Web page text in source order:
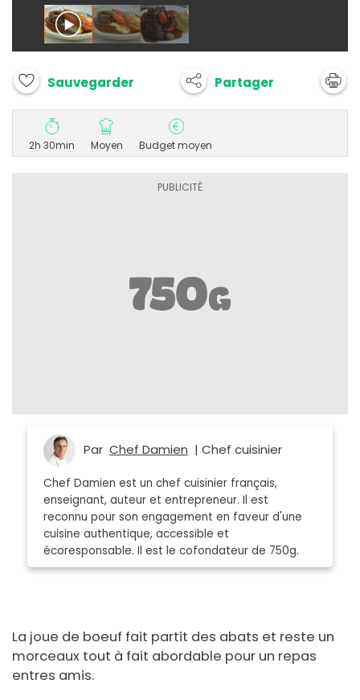
Sauvegarder Partager
2h 30min Moyen Budget moyen
Par Chef Damien | Chef cuisinier
Chef Damien est un chef cuisinier français,
enseignant, auteur et entrepreneur. Il est
reconnu pour son engagement en faveur d'une
cuisine authentique, accessible et
écoresponsable. Il est le cofondateur de 750g.
La joue de boeuf fait partit des abats et reste un
morceaux tout à fait abordable pour un repas
entres amis.